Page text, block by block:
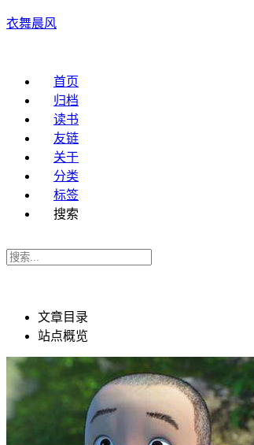
衣舞晨风
首页
归档
读书
友链
关于
分类
标签
搜索
文章目录
站点概览